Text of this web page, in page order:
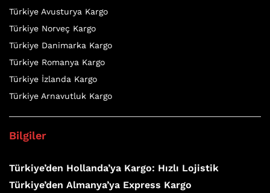
Türkiye Avusturya Kargo
Türkiye Norveç Kargo
Türkiye Danimarka Kargo
Türkiye Romanya Kargo
Türkiye İzlanda Kargo
Türkiye Arnavutluk Kargo
Bilgiler
Türkiye’den Hollanda’ya Kargo: Hızlı Lojistik
Türkiye’den Almanya’ya Express Kargo